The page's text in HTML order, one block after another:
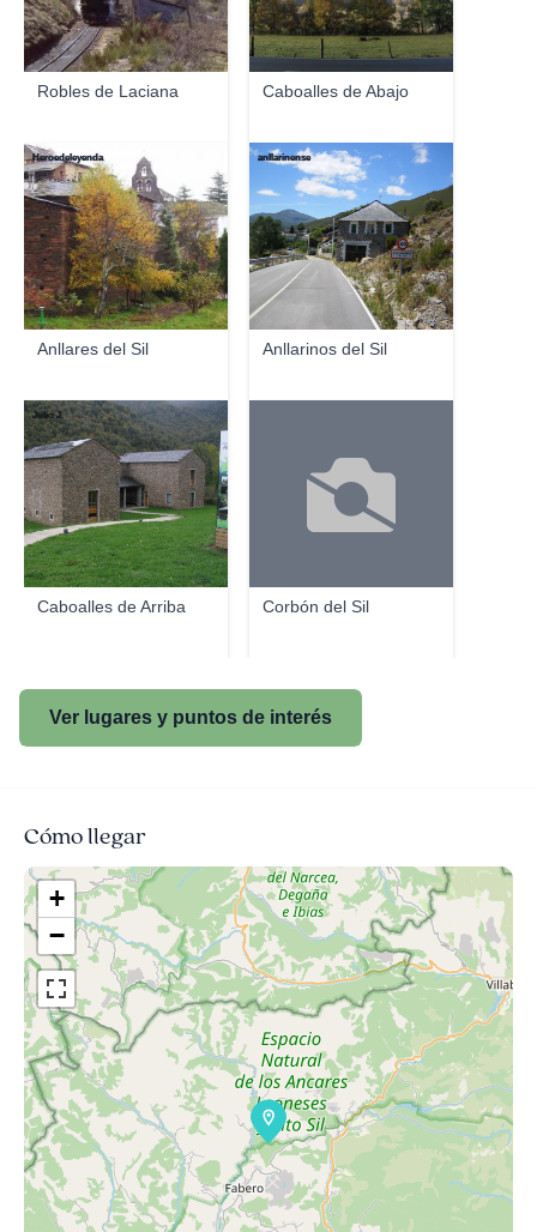
Robles de Laciana Caboalles de Abajo
Anllares del Sil
Heroedeleyenda
Anllarinos del Sil
anllarinense
Caboalles de Arriba
Julio J.
Corbón del Sil
Ver lugares y puntos de interés
Cómo llegar
+
−